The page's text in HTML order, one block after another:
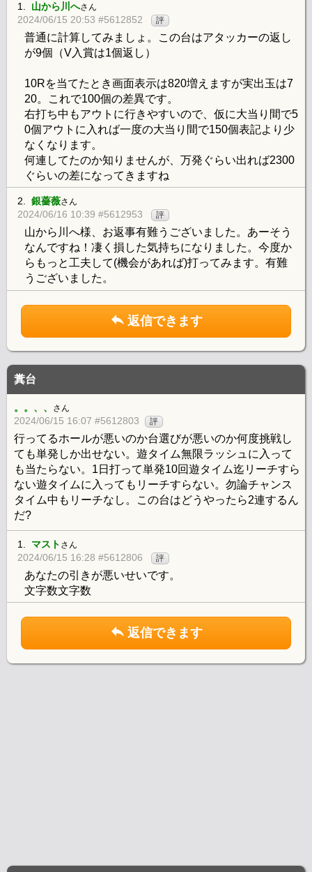
1. 山から川へさん
2024/06/15 20:53 #5612852 評
普通に計算してみましょ。この台はアタッカーの返し
が9個（V入賞は1個返し）
10Rを当てたとき画面表示は820増えますが実出玉は7
20。これで100個の差異です。
右打ち中もアウトに行きやすいので、仮に大当り間で5
0個アウトに入れば一度の大当り間で150個表記より少
なくなります。
何連してたのか知りませんが、万発ぐらい出れば2300
ぐらいの差になってきますね
2. 銀薔薇さん
2024/06/16 10:39 #5612953 評
山から川へ様、お返事有難うございました。あーそう
なんですね！凄く損した気持ちになりました。今度か
らもっと工夫して(機会があれば)打ってみます。有難
うございました。
返信できます
糞台
。。、、 さん
2024/06/15 16:07 #5612803 評
行ってるホールが悪いのか台選びが悪いのか何度挑戦し
ても単発しか出せない。遊タイム無限ラッシュに入って
も当たらない。1日打って単発10回遊タイム迄リーチすら
ない遊タイムに入ってもリーチすらない。勿論チャンス
タイム中もリーチなし。この台はどうやったら2連するん
だ?
1. マスト さん
2024/06/15 16:28 #5612806 評
あなたの引きが悪いせいです。
文字数文字数
返信できます